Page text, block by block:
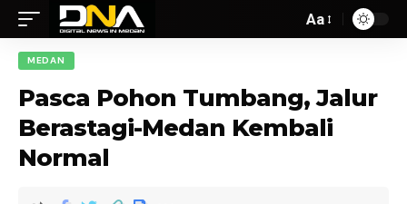
Aa
MEDAN
Pasca Pohon Tumbang, Jalur
Berastagi-Medan Kembali
Normal